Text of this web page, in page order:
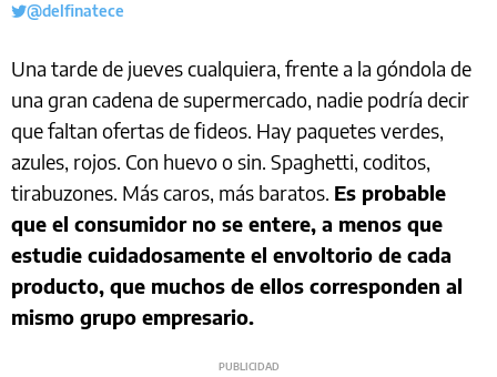
@delfinatece
Una tarde de jueves cualquiera, frente a la góndola de
una gran cadena de supermercado, nadie podría decir
que faltan ofertas de fideos. Hay paquetes verdes,
azules, rojos. Con huevo o sin. Spaghetti, coditos,
tirabuzones. Más caros, más baratos. Es probable
que el consumidor no se entere, a menos que
estudie cuidadosamente el envoltorio de cada
producto, que muchos de ellos corresponden al
mismo grupo empresario.